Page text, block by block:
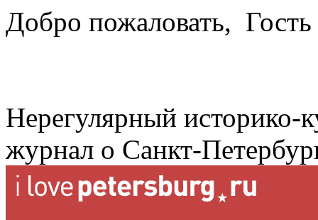
Добро пожаловать, Гость
Нерегулярный историко-
журнал о Санкт-